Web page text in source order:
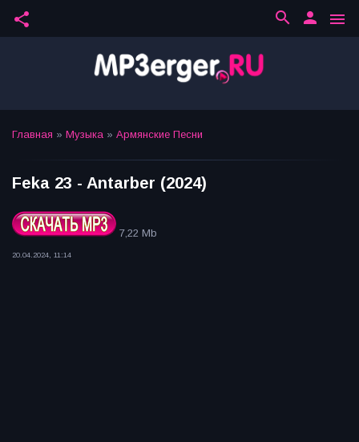
share menu
person
search
Главная » Музыка » Армянские Песни
Feka 23 - Antarber (2024)
7,22 Mb
20.04.2024, 11:14